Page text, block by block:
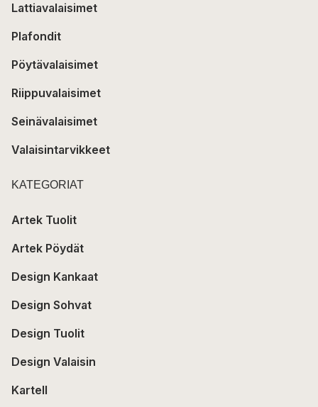
Lattiavalaisimet
Plafondit
Pöytävalaisimet
Riippuvalaisimet
Seinävalaisimet
Valaisintarvikkeet
KATEGORIAT
Artek Tuolit
Artek Pöydät
Design Kankaat
Design Sohvat
Design Tuolit
Design Valaisin
Kartell